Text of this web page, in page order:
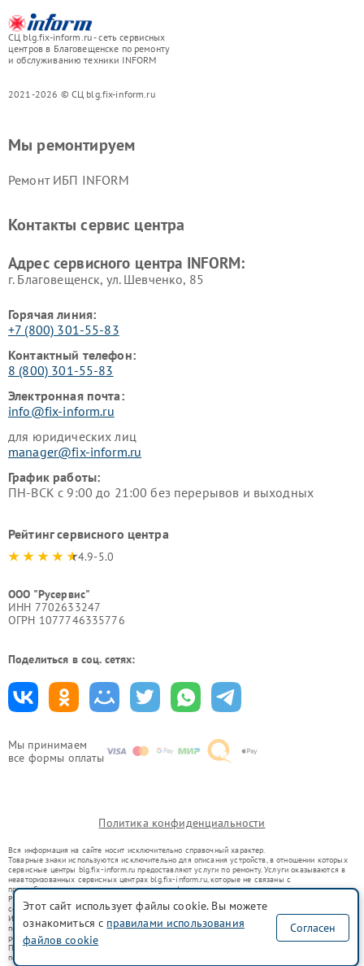
СЦ blg.fix-inform.ru - сеть сервисных
центров в Благовещенске по ремонту
и обслуживанию техники INFORM
2021-2026 © СЦ blg.fix-inform.ru
Мы принимаем
все формы оплаты
Мы ремонтируем
Ремонт ИБП INFORM
Контакты сервис центра
Адрес сервисного центра INFORM:
г. Благовещенск, ул. Шевченко, 85
Горячая линия:
+7 (800) 301-55-83
Контактный телефон:
8 (800) 301-55-83
Электронная почта:
info@fix-inform.ru
для юридических лиц
manager@fix-inform.ru
График работы:
ПН-ВСК с 9:00 до 21:00 без перерывов и выходных
Рейтинг сервисного центра
4.9-5.0
ООО "Русервис"
ИНН 7702633247
ОГРН 1077746335776
Поделиться в соц. сетях:
Политика конфиденциальности
Вся информация на сайте носит исключительно справочный характер.
Товарные знаки используются исключительно для описания устройств, в отношении которых
сервисные центры blg.fix-inform.ru предоставляют услуги по ремонту. Услуги оказываются в
неавторизованных сервисных центрах blg.fix-inform.ru, которые не связаны с
правообладателями товарных знаков или их официальными представителями.
Ремонт осуществляется для устройств, уже введенных в гражданский оборот в соответствии
со статьей 1487 ГК РФ.
Использование товарных знаков не преследует цели индивидуализации услуг или введения
потребителей в заблуждение, а служит для информирования о предоставляемых услугах по
ремонту техники указанных брендов.
Представленная на сайте информация не является публичной офертой, определяемой
положениями Статьи 437(2) Гражданского кодекса РФ
Этот сайт использует файлы cookie. Вы можете
ознакомиться с правилами использования
файлов cookie
Согласен